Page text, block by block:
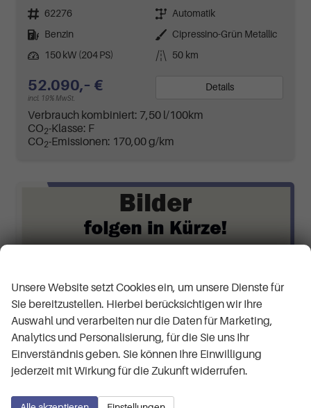
Fahrzeugnr. 62276 Getriebe Automatik
Kraftstoff
Benzin Außenfarbe Cipressino-Grün Metallic
Leistung
150 kW (204 PS) Kilometerstand 50 km
52.090,– €
incl. 19% MwSt.
Details
Verbrauch kombiniert: 7,50 l/100km
CO2-Klasse: F
CO2-Emissionen: 170,00 g/km
Unsere Website setzt Cookies ein, um unsere Dienste für
Sie bereitzustellen. Hierbei berücksichtigen wir Ihre
Auswahl und verarbeiten nur die Daten für Marketing,
Analytics und Personalisierung, für die Sie uns Ihr
Einverständnis geben. Sie können Ihre Einwilligung
jederzeit mit Wirkung für die Zukunft widerrufen.